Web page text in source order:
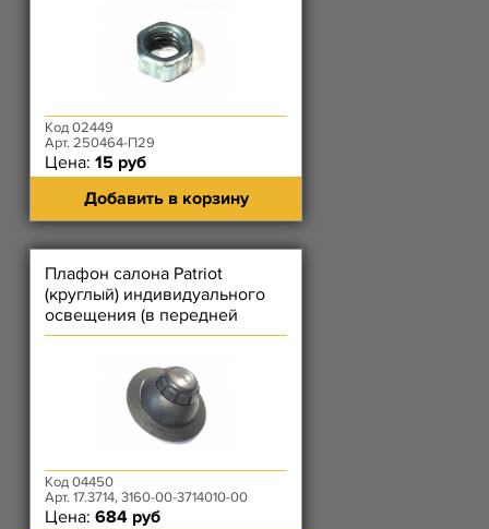
Код 02449
Арт. 250464-П29
Цена: 15 руб
Добавить в корзину
Плафон салона Patriot
(круглый) индивидуального
освещения (в передней
части)
Код 04450
Арт. 17.3714, 3160-00-3714010-00
Цена: 684 руб